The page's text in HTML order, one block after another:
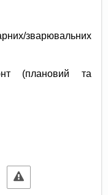
зварювальних
(плановий та